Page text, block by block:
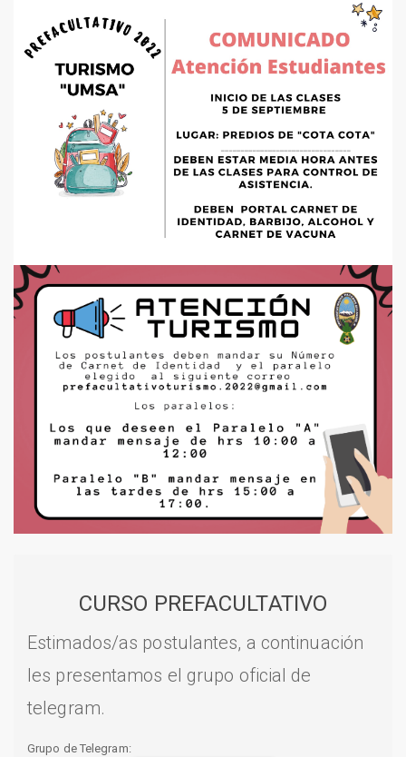
CURSO PREFACULTATIVO
Estimados/as postulantes, a continuación
les presentamos el grupo oficial de
telegram.
Grupo de Telegram: